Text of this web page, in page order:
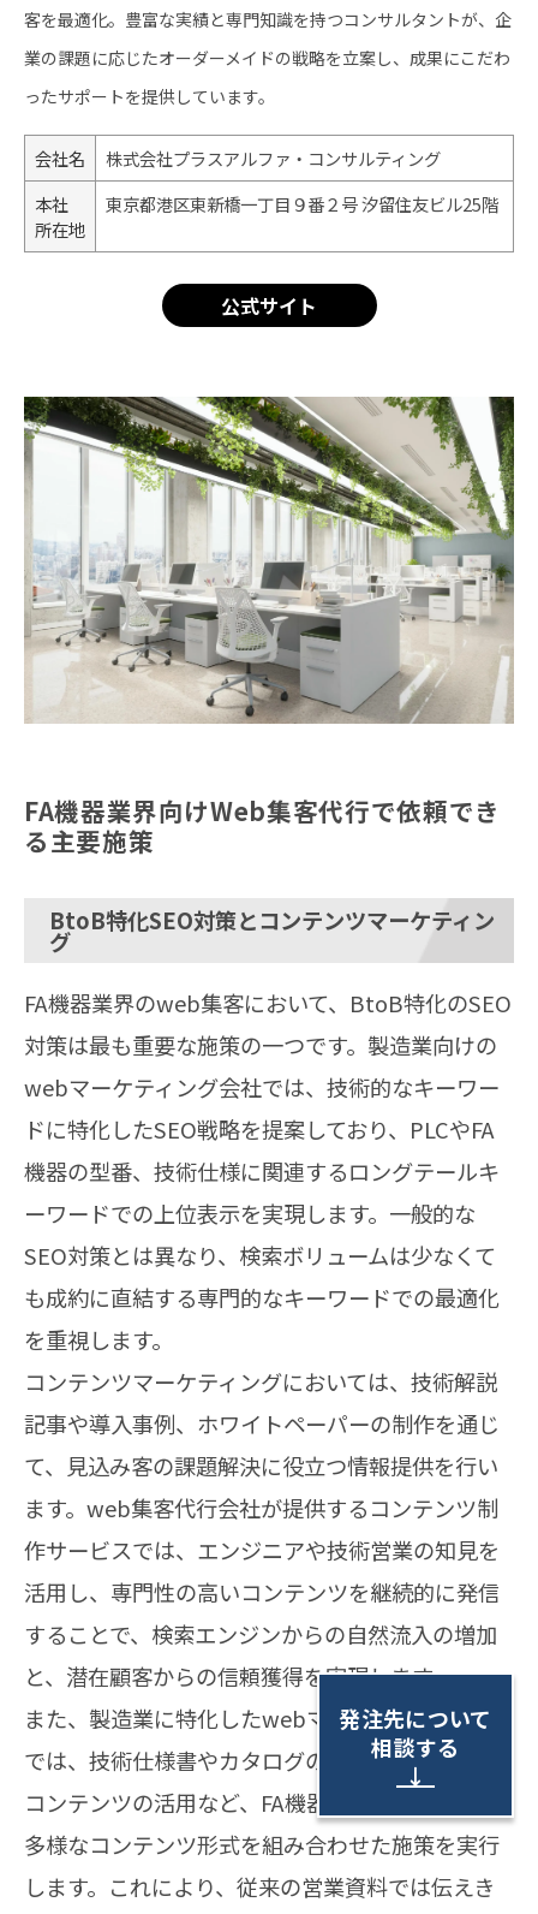
客を最適化。豊富な実績と専門知識を持つコンサルタントが、企
業の課題に応じたオーダーメイドの戦略を立案し、成果にこだわ
ったサポートを提供しています。
会社名
株式会社プラスアルファ・コンサルティング
本社
所在地
東京都港区東新橋一丁目９番２号 汐留住友ビル25階
公式サイト
FA機器業界向けWeb集客代行で依頼でき
る主要施策
BtoB特化SEO対策とコンテンツマーケティン
グ
FA機器業界のweb集客において、BtoB特化のSEO
対策は最も重要な施策の一つです。製造業向けの
webマーケティング会社では、技術的なキーワー
ドに特化したSEO戦略を提案しており、PLCやFA
機器の型番、技術仕様に関連するロングテールキ
ーワードでの上位表示を実現します。一般的な
SEO対策とは異なり、検索ボリュームは少なくて
も成約に直結する専門的なキーワードでの最適化
を重視します。
コンテンツマーケティングにおいては、技術解説
記事や導入事例、ホワイトペーパーの制作を通じ
て、見込み客の課題解決に役立つ情報提供を行い
ます。web集客代行会社が提供するコンテンツ制
作サービスでは、エンジニアや技術営業の知見を
活用し、専門性の高いコンテンツを継続的に発信
することで、検索エンジンからの自然流入の増加
と、潜在顧客からの信頼獲得を実現します。
また、製造業に特化したwebマーケティング支援
では、技術仕様書やカタログのデジタル化、動画
コンテンツの活用など、FA機器の特性に合わせた
多様なコンテンツ形式を組み合わせた施策を実行
します。これにより、従来の営業資料では伝えき
発注先について
相談する
↓